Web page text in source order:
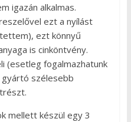
igazán alkalmas.
ezt a nyílást
ezt könnyű
is cinköntvény.
(esetleg fogalmazhatunk
gyártó szélesebb
mellett készül egy 3